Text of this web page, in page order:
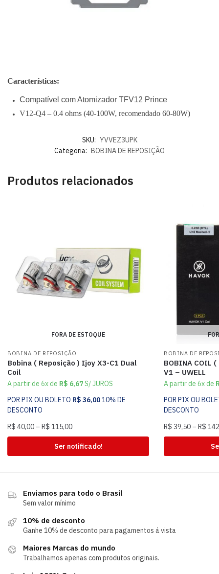
Características:
Compatível com Atomizador TFV12 Prince
V12-Q4 – 0.4 ohms (40-100W, recomendado 60-80W)
SKU: YVVEZ3UPK
Categoria: BOBINA DE REPOSIÇÃO
Produtos relacionados
FORA DE ESTOQUE
BOBINA DE REPOSIÇÃO
Bobina ( Reposição ) Ijoy X3-C1 Dual
Coil
A partir de 6x de R$ 6,67S/ JUROS
POR PIX OU BOLETO R$ 36,0010% DE
DESCONTO
R$ 40,00 – R$ 115,00
Ser notificado!
BOBINA DE
BOBINA COIL (
V1 – UWELL
A partir de 6x de
POR PIX OU
DESCONTO
R$ 39,50 – R$
Enviamos para todo o Brasil
Sem valor mínimo
10% de desconto
Ganhe 10% de desconto para pagamentos á vista
Maiores Marcas do mundo
Trabalhamos apenas com produtos originais.